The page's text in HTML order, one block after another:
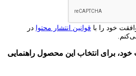
خود را با قوانین انتشار محتوا در
خود، برای انتخاب این محصول راهنمایی